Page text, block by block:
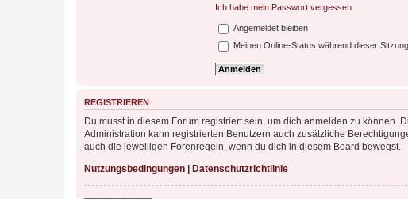
Ich habe mein Passwort vergessen
Angemeldet bleiben
Meinen Online-Status während dieser
REGISTRIEREN
Du musst in diesem Forum registriert sein, um dich anmelden zu
Administration kann registrierten Benutzern auch zusätzliche
auch die jeweiligen Forenregeln, wenn du dich in diesem Board bewegst.
Nutzungsbedingungen | Datenschutzrichtlinie